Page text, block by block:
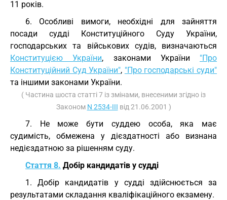
11 років.
6. Особливі вимоги, необхідні для зайняття
посади судді Конституційного Суду України,
господарських та військових судів, визначаються
Конституцією України, законами України "Про
Конституційний Суд України", "Про господарські суди"
та іншими законами України.
( Частина шоста статті 7 із змінами, внесеними згідно із
Законом N 2534-III від 21.06.2001 )
7. Не може бути суддею особа, яка має
судимість, обмежена у дієздатності або визнана
недієздатною за рішенням суду.
Стаття 8. Добір кандидатів у судді
1. Добір кандидатів у судді здійснюється за
результатами складання кваліфікаційного екзамену.